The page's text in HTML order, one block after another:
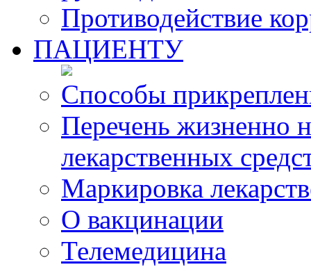
Противодействие
ПАЦИЕНТУ
Способы
Перечень жизненно
лекарственных
Маркировка
О вакцинации
Телемедицина